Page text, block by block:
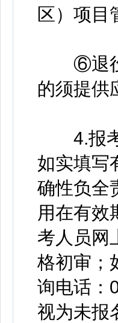
区）项目
⑥退役
的须提供
4.报考
如实填写
确性负全
用在有效
考人员网
格初审；
询电话：
视为未报